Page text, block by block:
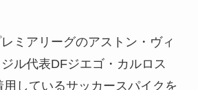
ミアリーグのアストン・ヴィ
ル代表DFジエゴ・カルロス
しているサッカースパイクを